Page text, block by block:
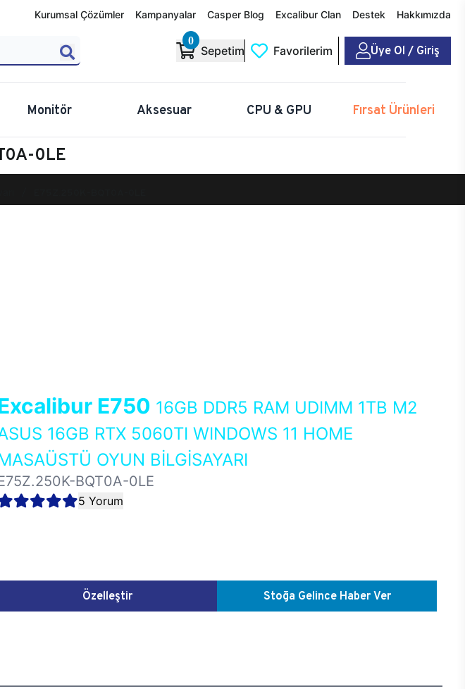
Kurumsal Çözümler Kampanyalar Casper Blog Excalibur Clan Destek Hakkımızda
0
Sepetim Favorilerim Üye Ol / Giriş
Monitör Aksesuar CPU & GPU Fırsat Ürünleri
0LE
E750 16GB DDR5 RAM UDIMM 1TB M2
16GB RTX 5060TI WINDOWS 11 HOME
OYUN BİLGİSAYARI
BQT0A-0LE
5 Yorum
Özelleştir Stoğa Gelince Haber Ver